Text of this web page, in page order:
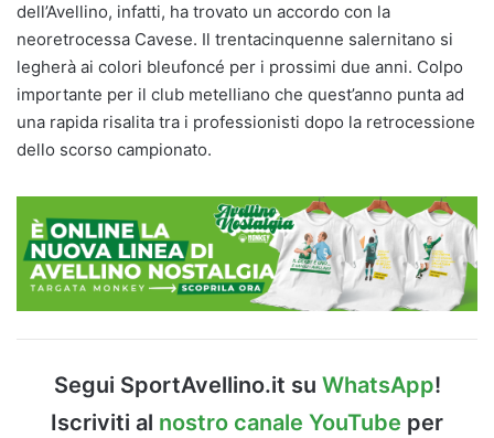
dell’Avellino, infatti, ha trovato un accordo con la
neoretrocessa Cavese. Il trentacinquenne salernitano si
legherà ai colori bleufoncé per i prossimi due anni. Colpo
importante per il club metelliano che quest’anno punta ad
una rapida risalita tra i professionisti dopo la retrocessione
dello scorso campionato.
Segui SportAvellino.it su WhatsApp!
Iscriviti al nostro canale YouTube per